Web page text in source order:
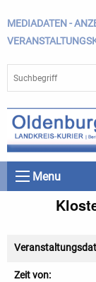
MEDIADATEN -
Menu
Zeit von: